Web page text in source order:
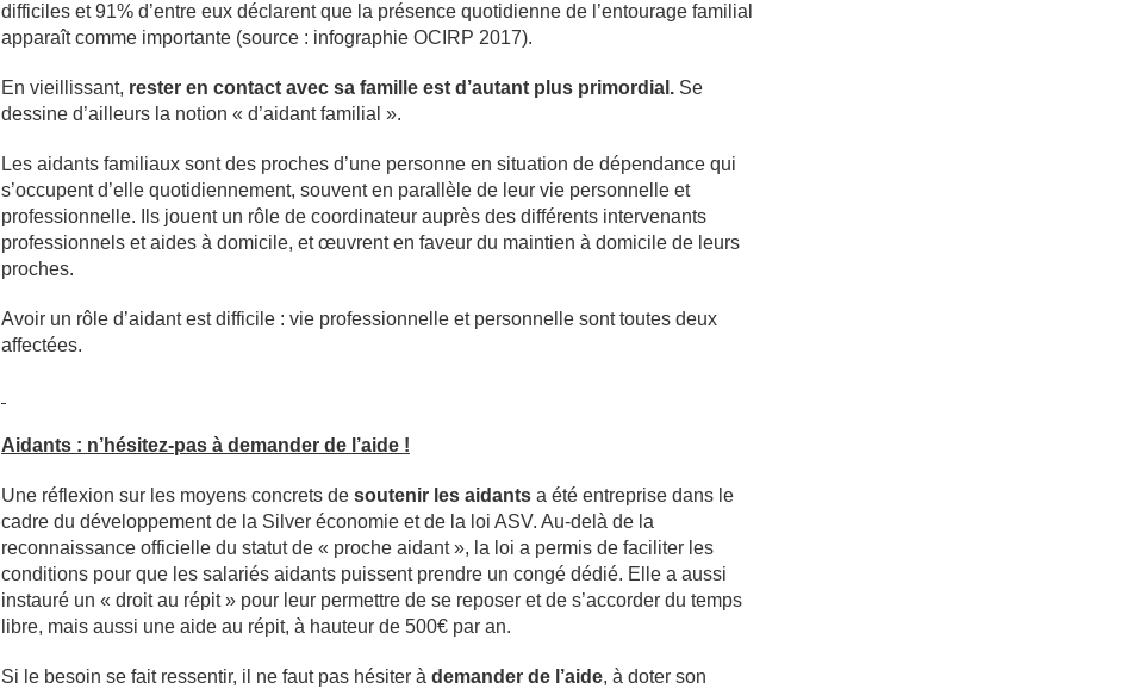
difficiles et 91% d’entre eux déclarent que la présence quotidienne de l’entourage familial
apparaît comme importante (source : infographie OCIRP 2017).
En vieillissant, rester en contact avec sa famille est d’autant plus primordial. Se
dessine d’ailleurs la notion « d’aidant familial ».
Les aidants familiaux sont des proches d’une personne en situation de dépendance qui
s’occupent d’elle quotidiennement, souvent en parallèle de leur vie personnelle et
professionnelle. Ils jouent un rôle de coordinateur auprès des différents intervenants
professionnels et aides à domicile, et œuvrent en faveur du maintien à domicile de leurs
proches.
Avoir un rôle d’aidant est difficile : vie professionnelle et personnelle sont toutes deux
affectées.
Aidants : n’hésitez-pas à demander de l’aide !
Une réflexion sur les moyens concrets de soutenir les aidants a été entreprise dans le
cadre du développement de la Silver économie et de la loi ASV. Au-delà de la
reconnaissance officielle du statut de « proche aidant », la loi a permis de faciliter les
conditions pour que les salariés aidants puissent prendre un congé dédié. Elle a aussi
instauré un « droit au répit » pour leur permettre de se reposer et de s’accorder du temps
libre, mais aussi une aide au répit, à hauteur de 500€ par an.
Si le besoin se fait ressentir, il ne faut pas hésiter à demander de l’aide, à doter son